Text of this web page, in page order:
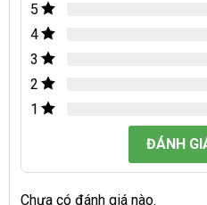
5
4
3
2
1
ĐÁNH
Chưa có đánh giá nào.